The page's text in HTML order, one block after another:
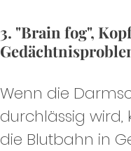
3. "Brain fog",
Wenn die
durchlässig wird,
die Blutbahn in